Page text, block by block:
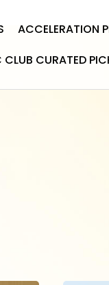
ACCELERATION
CLUB CURATED